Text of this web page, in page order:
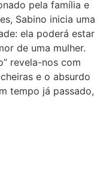
pela família e
Sabino inicia uma
ela poderá estar
de uma mulher.
revela-nos com
e o absurdo
tempo já passado,